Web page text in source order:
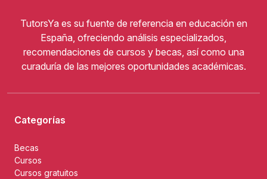
TutorsYa es su fuente de referencia en educación en
España, ofreciendo análisis especializados,
recomendaciones de cursos y becas, así como una
curaduría de las mejores oportunidades académicas.
Categorías
Becas
Cursos
Cursos gratuitos